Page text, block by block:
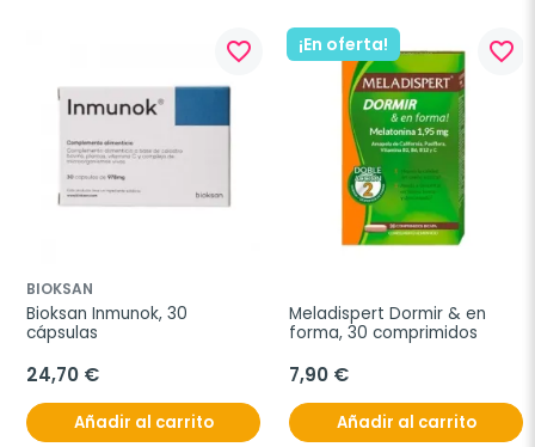
favorite_border
BIOKSAN
Bioksan Inmunok, 30
cápsulas
24,70 €
Añadir al carrito
¡En oferta! favorite_border
Meladispert Dormir & en
forma, 30 comprimidos
7,90 €
Añadir al carrito